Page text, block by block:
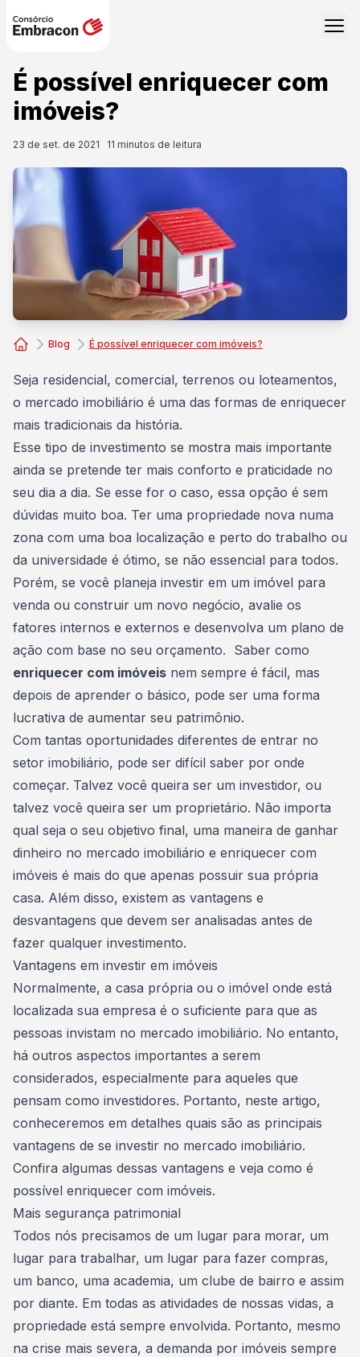
É possível enriquecer com
imóveis?
23 de set. de 2021 11 minutos de leitura
Blog É possível enriquecer com imóveis?
Seja residencial, comercial, terrenos ou loteamentos,
o mercado imobiliário é uma das formas de enriquecer
mais tradicionais da história.
Esse tipo de investimento se mostra mais importante
ainda se pretende ter mais conforto e praticidade no
seu dia a dia. Se esse for o caso, essa opção é sem
dúvidas muito boa. Ter uma propriedade nova numa
zona com uma boa localização e perto do trabalho ou
da universidade é ótimo, se não essencial para todos.
Porém, se você planeja investir em um imóvel para
venda ou construir um novo negócio, avalie os
fatores internos e externos e desenvolva um plano de
ação com base no seu orçamento. Saber como
enriquecer com imóveis nem sempre é fácil, mas
depois de aprender o básico, pode ser uma forma
lucrativa de aumentar seu patrimônio.
Com tantas oportunidades diferentes de entrar no
setor imobiliário, pode ser difícil saber por onde
começar. Talvez você queira ser um investidor, ou
talvez você queira ser um proprietário. Não importa
qual seja o seu objetivo final, uma maneira de ganhar
dinheiro no mercado imobiliário e enriquecer com
imóveis é mais do que apenas possuir sua própria
casa. Além disso, existem as vantagens e
desvantagens que devem ser analisadas antes de
fazer qualquer investimento.
Vantagens em investir em imóveis
Normalmente, a casa própria ou o imóvel onde está
localizada sua empresa é o suficiente para que as
pessoas invistam no mercado imobiliário. No entanto,
há outros aspectos importantes a serem
considerados, especialmente para aqueles que
pensam como investidores. Portanto, neste artigo,
conheceremos em detalhes quais são as principais
vantagens de se investir no mercado imobiliário.
Confira algumas dessas vantagens e veja como é
possível enriquecer com imóveis.
Mais segurança patrimonial
Todos nós precisamos de um lugar para morar, um
lugar para trabalhar, um lugar para fazer compras,
um banco, uma academia, um clube de bairro e assim
por diante. Em todas as atividades de nossas vidas, a
propriedade está sempre envolvida. Portanto, mesmo
na crise mais severa, a demanda por imóveis sempre